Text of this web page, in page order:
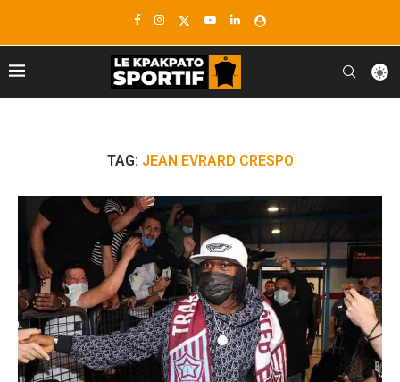
TAG: JEAN EVRARD CRESPO